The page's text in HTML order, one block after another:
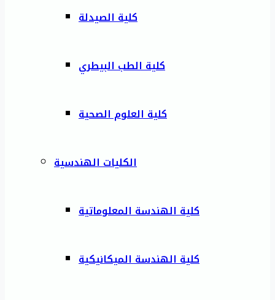
كلية الصيدلة
كلية الطب البيطري
كلية العلوم الصحية
الكليات الهندسية
كلية الهندسة المعلوماتية
كلية الهندسة الميكانيكية